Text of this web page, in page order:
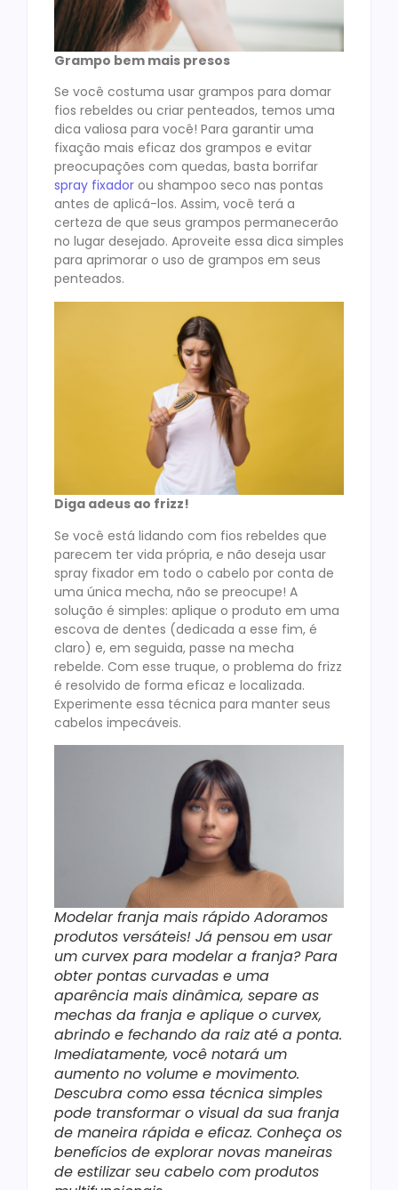
Grampo bem mais presos
Se você costuma usar grampos para domar
fios rebeldes ou criar penteados, temos uma
dica valiosa para você! Para garantir uma
fixação mais eficaz dos grampos e evitar
preocupações com quedas, basta borrifar
spray fixador ou shampoo seco nas pontas
antes de aplicá-los. Assim, você terá a
certeza de que seus grampos permanecerão
no lugar desejado. Aproveite essa dica simples
para aprimorar o uso de grampos em seus
penteados.
Diga adeus ao frizz!
Se você está lidando com fios rebeldes que
parecem ter vida própria, e não deseja usar
spray fixador em todo o cabelo por conta de
uma única mecha, não se preocupe! A
solução é simples: aplique o produto em uma
escova de dentes (dedicada a esse fim, é
claro) e, em seguida, passe na mecha
rebelde. Com esse truque, o problema do frizz
é resolvido de forma eficaz e localizada.
Experimente essa técnica para manter seus
cabelos impecáveis.
Modelar franja mais rápido Adoramos
produtos versáteis! Já pensou em usar
um curvex para modelar a franja? Para
obter pontas curvadas e uma
aparência mais dinâmica, separe as
mechas da franja e aplique o curvex,
abrindo e fechando da raiz até a ponta.
Imediatamente, você notará um
aumento no volume e movimento.
Descubra como essa técnica simples
pode transformar o visual da sua franja
de maneira rápida e eficaz. Conheça os
benefícios de explorar novas maneiras
de estilizar seu cabelo com produtos